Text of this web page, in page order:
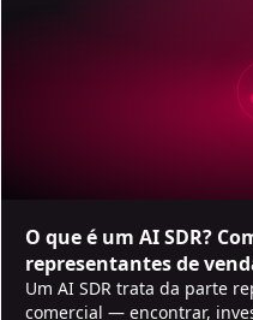
O que é um AI SDR?
representantes de
Um AI SDR trata da parte
comercial — encontrar,